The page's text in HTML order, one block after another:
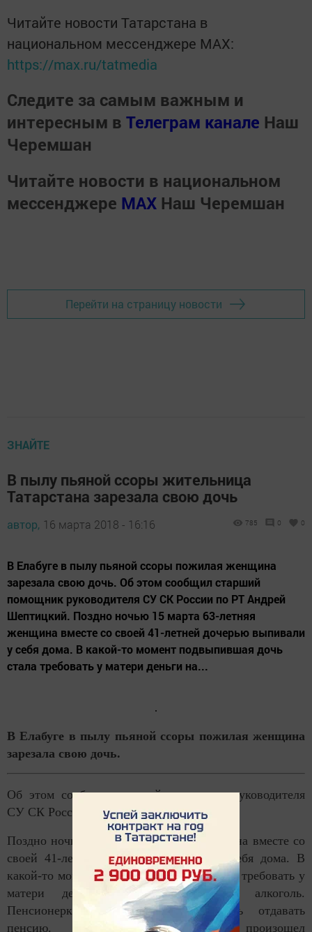
Читайте новости Татарстана в
национальном мессенджере MАХ:
https://max.ru/tatmedia
Следите за самым важным и
интересным в Телеграм канале Наш
Черемшан
Читайте новости в национальном
мессенджере MАХ Наш Черемшан
Перейти на страницу новости
ЗНАЙТЕ
В пылу пьяной ссоры жительница
Татарстана зарезала свою дочь
автор, 16 марта 2018 - 16:16 785 0 0
В Елабуге в пылу пьяной ссоры пожилая женщина
зарезала свою дочь. Об этом сообщил старший
помощник руководителя СУ СК России по РТ Андрей
Шептицкий. Поздно ночью 15 марта 63-летняя
женщина вместе со своей 41-летней дочерью выпивали
у себя дома. В какой-то момент подвыпившая дочь
стала требовать у матери деньги на...
В Елабуге в пылу пьяной ссоры пожилая женщина
зарезала свою дочь.
Об этом сообщил старший помощник руководителя
СУ СК России по РТ Андрей Шептицкий.
Поздно ночью 15 марта 63-летняя женщина вместе со
своей 41-летней дочерью выпивали у себя дома. В
какой-то момент подвыпившая дочь стала требовать у
матери деньги на проживание и алкоголь.
Пенсионерка категорически отказалась отдавать
пенсию. Между родственницами произошел